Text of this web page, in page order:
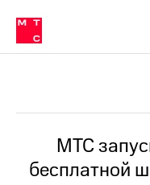
Медиа-центр
и акционерам
Устойчивое развитие
Комплаенс и деловая этика
компании
Карьера
История
компании
в МТС
Пресс-
релизы
МТС
бесплатной